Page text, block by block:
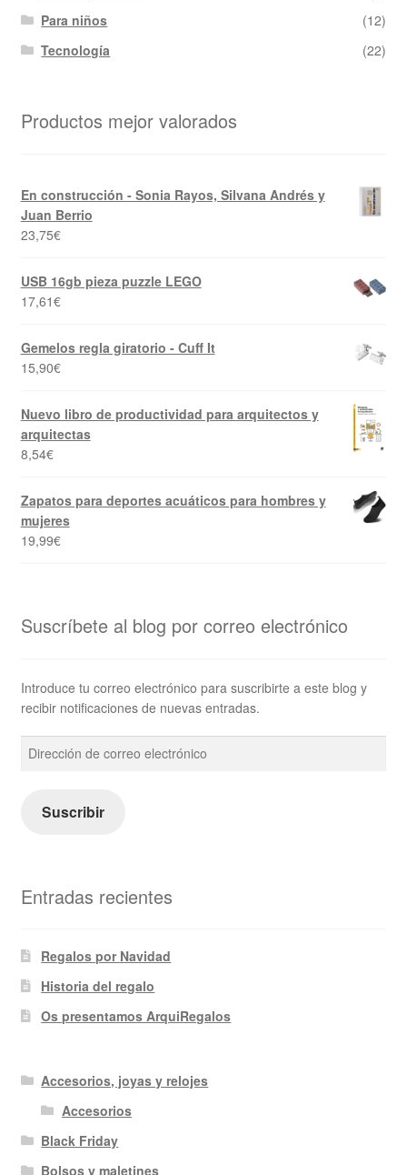
Para niños
(12)
Tecnología
(22)
Productos mejor valorados
En construcción - Sonia Rayos, Silvana Andrés y
Juan Berrio
23,75€
USB 16gb pieza puzzle LEGO
17,61€
Gemelos regla giratorio - Cuff It
15,90€
Nuevo libro de productividad para arquitectos y
arquitectas
8,54€
Zapatos para deportes acuáticos para hombres y
mujeres
19,99€
Suscríbete al blog por correo electrónico
Introduce tu correo electrónico para suscribirte a este blog y
recibir notificaciones de nuevas entradas.
Dirección
de
electrónico
Suscribir
Entradas recientes
Regalos por Navidad
Historia del regalo
Os presentamos ArquiRegalos
Accesorios, joyas y relojes
Accesorios
Black Friday
Bolsos y maletines